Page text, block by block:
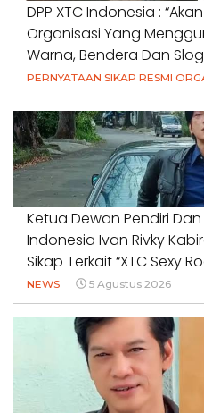
DPP XTC Indonesia :
Organisasi Yang
Warna, Bendera Dan
PERNYATAAN SIKAP RESMI
Ketua Dewan Pendiri
Indonesia Ivan Rivky
Sikap Terkait “XTC Sexy
NEWS 5 Agustus 2026